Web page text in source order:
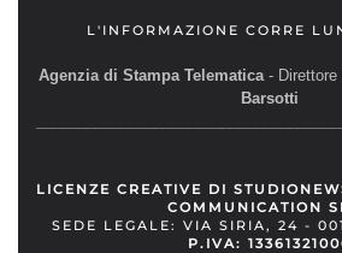
L'INFORMAZIONE CORRE
Agenzia di Stampa Telematica- Direttore
Barsotti
LICENZE CREATIVE DI
COMMUNICATION
SEDE LEGALE: VIA SIRIA, 24 -
P.IVA: